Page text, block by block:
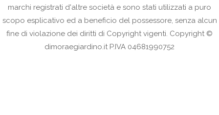
marchi registrati d'altre società e sono stati utilizzati a puro
scopo esplicativo ed a beneficio del possessore, senza alcun
fine di violazione dei diritti di Copyright vigenti. Copyright ©
dimoraegiardino.it P.IVA 04681990752